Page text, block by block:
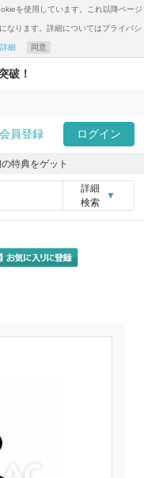
を使用しています。これ以降ページ
なります。詳細についてはプライバシ
詳細 同意
破！
会員登録 ログイン
特典をゲット
詳細
検索
▼